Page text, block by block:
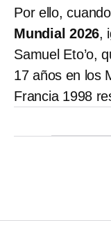
Por ello,
Mundial 2026,
Samuel Eto’o,
17 años en los
Francia 1998